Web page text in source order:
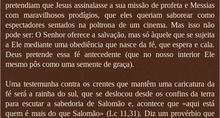
pretendiam que Jesus assinalasse a sua missão de profeta e Messias
com maravilhosos prodígios, que eles queriam saborear como
espectadores sentados na poltrona de um cinema. Mas isso não
pode ser: O Senhor oferece a salvação, mas só àquele que se sujeita
a Ele mediante uma obediência que nasce da fé, que espera e cala.
Deus pretende essa fé antecedente (que no nosso interior Ele
mesmo pôs como uma semente de graça).
Uma testemunha contra os crentes que mantêm uma caricatura da
fé será a rainha do sul, que se deslocou desde os confins da terra
para escutar a sabedoria de Salomão e, acontece que «aqui está
quem é mais do que Salomão» (Lc 11,31). Diz um provérbio que